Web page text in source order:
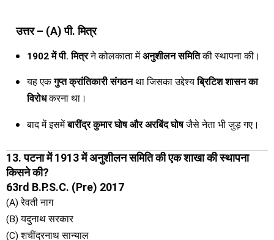
उत्तर – (A) पी. मित्र
1902 में पी. मित्रने कोलकाता मेंअनुशीलन समितिकी स्थापना की।
यह एकगुप्त क्रांतिकारी संगठनथा जिसका उद्देश्यब्रिटिश शासन का
विरोधकरना था।
बाद में इसमेंबारींद्र कुमार घोष और अरबिंद घोषजैसे नेता भी जुड़ गए।
13. पटना में 1913 में अनुशीलन समिति की एक शाखा की स्थापना
किसने की?
63rd B.P.S.C. (Pre) 2017
(A) रेवती नाग
(B) यदुनाथ सरकार
(C) शचींद्रनाथ सान्याल